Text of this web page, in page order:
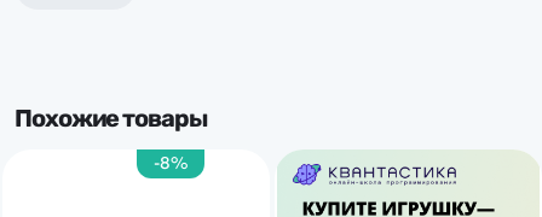
Похожие товары
-8%